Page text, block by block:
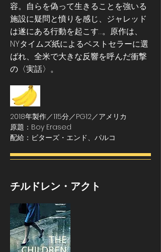
容。自らを偽って生きることを強いる
施設に疑問と憤りを感じ、ジャレッド
は遂にある行動を起こす…。原作は、
NYタイムズ紙によるベストセラーに選
ばれ、全米で大きな反響を呼んだ衝撃
の〈実話〉。
2018年製作／115分／PG12／アメリカ
原題：Boy Erased
配給：ビターズ・エンド、パルコ
チルドレン・アクト